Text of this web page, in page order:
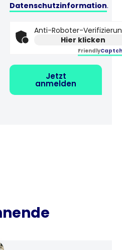
Datenschutzinformation.
Anti-Roboter-
Hier klicken
Friendly